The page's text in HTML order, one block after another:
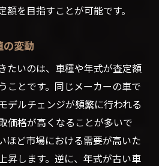
額を目指すことが可能です。
の変動
たいのは、車種や年式が査定額
ことです。同じメーカーの車で
デルチェンジが頻繁に行われる
価格が高くなることが多いで
ほど市場における需要が高いた
昇します。逆に、年式が古い車